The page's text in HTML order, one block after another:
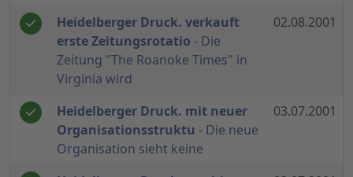
Heidelberger Druck. verkauft
erste Zeitungsrotatio - Die
Zeitung "The Roanoke Times" in
Virginia wird
02.08.2001
Heidelberger Druck. mit neuer
Organisationsstruktu - Die neue
Organisation sieht keine
03.07.2001